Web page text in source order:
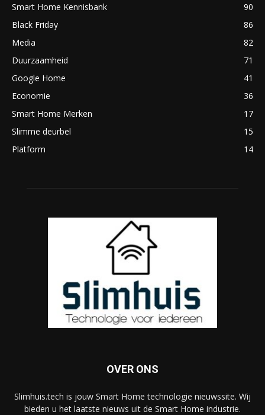
Smart Home Kennisbank
90
Black Friday
86
Media
82
Duurzaamheid
71
Google Home
41
Economie
36
Smart Home Merken
17
Slimme deurbel
15
Platform
14
OVER ONS
Slimhuis.tech is jouw Smart Home technologie nieuwssite. Wij
bieden u het laatste nieuws uit de Smart Home industrie.